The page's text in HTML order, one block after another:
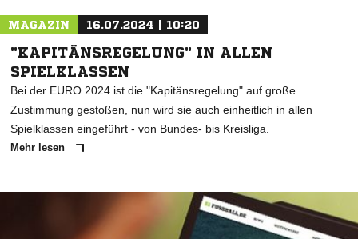
MAGAZIN 16.07.2024 | 10:20
"KAPITÄNSREGELUNG" IN ALLEN
SPIELKLASSEN
Bei der EURO 2024 ist die "Kapitänsregelung" auf große
Zustimmung gestoßen, nun wird sie auch einheitlich in allen
Spielklassen eingeführt - von Bundes- bis Kreisliga.
Mehr lesen